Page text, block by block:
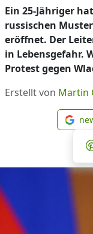
Ein 25-Jähriger
russischen
eröffnet. Der
in Lebensgefahr.
Protest gegen
Erstellt von Martin